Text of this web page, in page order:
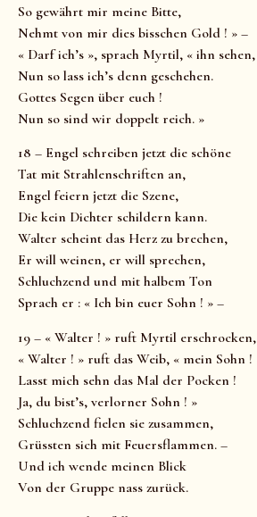
So gewährt mir meine Bitte,
Nehmt von mir dies bisschen Gold ! » –
« Darf ich’s », sprach Myrtil, « ihn sehen,
Nun so lass ich’s denn geschehen.
Gottes Segen über euch !
Nun so sind wir doppelt reich. »
18 – Engel schreiben jetzt die schöne
Tat mit Strahlenschriften an,
Engel feiern jetzt die Szene,
Die kein Dichter schildern kann.
Walter scheint das Herz zu brechen,
Er will weinen, er will sprechen,
Schluchzend und mit halbem Ton
Sprach er : « Ich bin euer Sohn ! » –
19 – « Walter ! » ruft Myrtil erschrocken,
« Walter ! » ruft das Weib, « mein Sohn !
Lasst mich sehn das Mal der Pocken !
Ja, du bist’s, verlorner Sohn ! »
Schluchzend fielen sie zusammen,
Grüssten sich mit Feuersflammen. –
Und ich wende meinen Blick
Von der Gruppe nass zurück.